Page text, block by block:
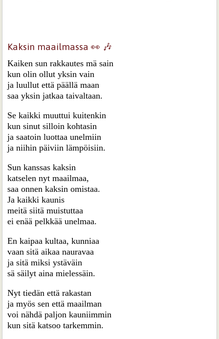
Kaksin maailmassa 👀 🎶
Kaiken sun rakkautes mä sain
kun olin ollut yksin vain
ja luullut että päällä maan
saa yksin jatkaa taivaltaan.
Se kaikki muuttui kuitenkin
kun sinut silloin kohtasin
ja saatoin luottaa unelmiin
ja niihin päiviin lämpöisiin.
Sun kanssas kaksin
katselen nyt maailmaa,
saa onnen kaksin omistaa.
Ja kaikki kaunis
meitä siitä muistuttaa
ei enää pelkkää unelmaa.
En kaipaa kultaa, kunniaa
vaan sitä aikaa nauravaa
ja sitä miksi ystäväin
sä säilyt aina mielessäin.
Nyt tiedän että rakastan
ja myös sen että maailman
voi nähdä paljon kauniimmin
kun sitä katsoo tarkemmin.